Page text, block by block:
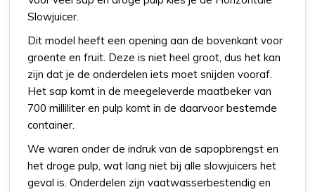
Slowjuicer.
Dit model heeft een opening aan de bovenkant voor
groente en fruit. Deze is niet heel groot, dus het kan
zijn dat je de onderdelen iets moet snijden vooraf.
Het sap komt in de meegeleverde maatbeker van
700 milliliter en pulp komt in de daarvoor bestemde
container.
We waren onder de indruk van de sapopbrengst en
het droge pulp, wat lang niet bij alle slowjuicers het
geval is. Onderdelen zijn vaatwasserbestendig en